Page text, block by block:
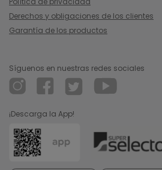
Derechos y obligaciones de los clientes
Garantía de los productos
Síguenos en nuestras redes sociales
¡Descarga la App!